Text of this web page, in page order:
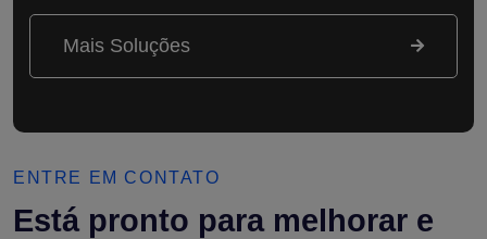
ENTRE EM CONTATO
Está pronto para melhorar e